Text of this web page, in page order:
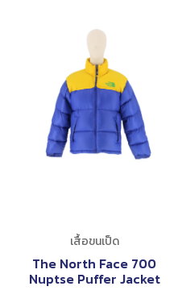
เสื้อขนเป็ด
The North Face 700
Nuptse Puffer Jacket